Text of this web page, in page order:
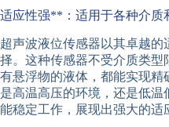
适应性强**：适用于各种介质
超声波液位传感器以其卓越
择。这种传感器不受介质类
有悬浮物的液体，都能实现
是高温高压的环境，还是低
能稳定工作，展现出强大的适